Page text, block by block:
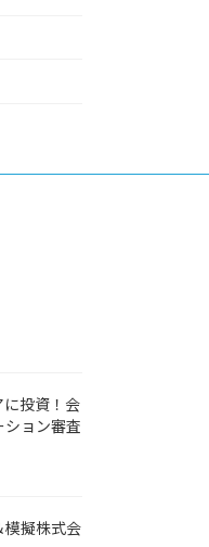
に投資！会
ション審査
模擬株式会